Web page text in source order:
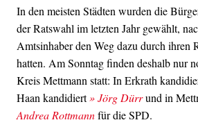
In den meisten Städten wurden die
der Ratswahl im letzten Jahr gewählt,
Amtsinhaber den Weg dazu durch ihren
hatten. Am Sonntag finden deshalb nur
Kreis Mettmann statt: In Erkrath
Haan kandidiert» Jörg Dürrund in
Andrea Rottmannfür die SPD.